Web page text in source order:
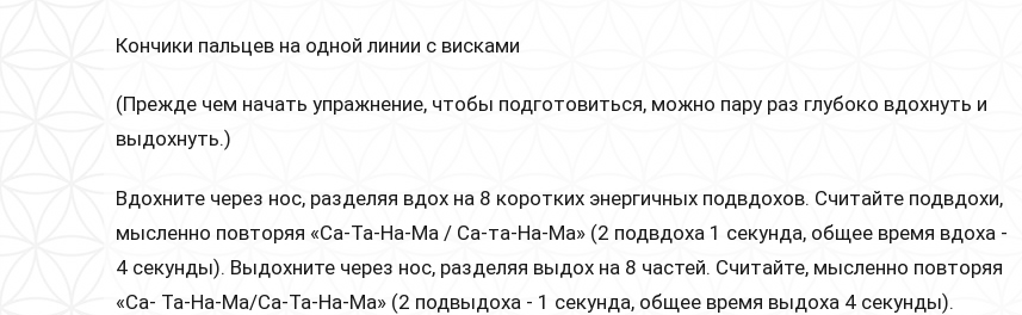
Кончики пальцев на одной линии с висками
(Прежде чем начать упражнение, чтобы подготовиться, можно пару раз глубоко вдохнуть и
выдохнуть.)
Вдохните через нос, разделяя вдох на 8 коротких энергичных подвдохов. Считайте подвдохи,
мысленно повторяя «Са-Та-На-Ма / Cа-та-На-Ма» (2 подвдоха 1 секунда, общее время вдоха -
4 секунды). Выдохните через нос, разделяя выдох на 8 частей. Считайте, мысленно повторяя
«Са- Та-На-Ма/Ca-Та-На-Ма» (2 подвыдоха - 1 секунда, общее время выдоха 4 секунды).